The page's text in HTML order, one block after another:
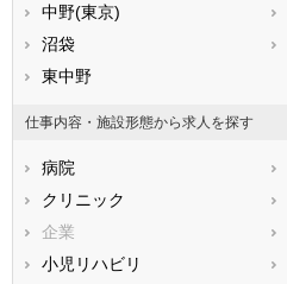
静岡県
滋賀県
兵庫県
香川県
福岡県
熊本県
鹿児島県
中野(東京)
沼袋
東中野
仕事内容・施設形態から求人を探す
病院
クリニック
企業
小児リハビリ